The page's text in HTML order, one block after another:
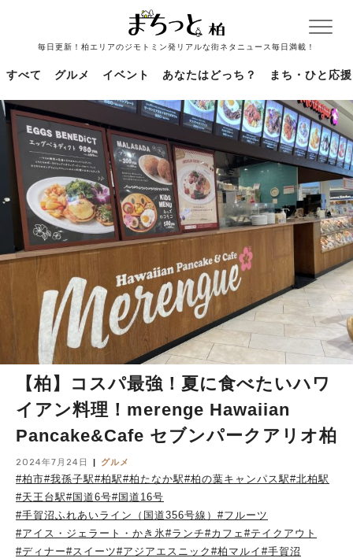
毎日更新！柏エリアのジモトミン発リアルな街ネタニュース毎日満載！
すべて グルメ イベント あなたはどっち？ まち・ひと応援
【柏】コスパ最強！夏に食べたいハワ
イアン料理！merenge Hawaiian
Pancake&Cafe セブンパークアリオ柏
2024年7月24日 グルメ
#柏市#我孫子駅#柏駅#柏たなか駅#柏の葉キャンパス駅#北柏駅
#天王台駅#国道6号#国道16号
#手賀沼ふれあいライン（国道356号線） #フルーツ
#アイス・ジェラート・かき氷#ランチ#カフェ #テイクアウト
#ディナー#スイーツ#アジアエスニック #柏マルイ #手賀沼